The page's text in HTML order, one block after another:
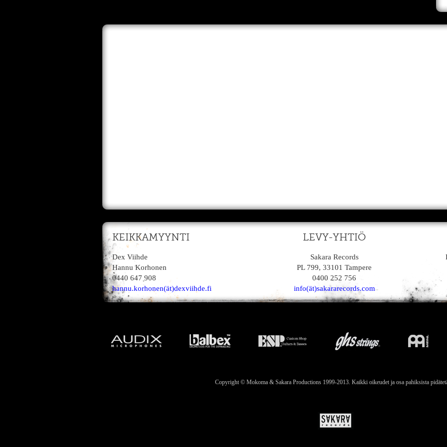
KEIKKAMYYNTI
Dex Viihde
Hannu Korhonen
0440 647 908
hannu.korhonen(ät)dexviihde.fi
LEVY-YHTIÖ
Sakara Records
PL 799, 33101 Tampere
0400 252 756
info(ät)sakararecords.com
Copyright © Mokoma & Sakara Productions 1999-2013. Kaikki oikeudet ja osa pahiksista